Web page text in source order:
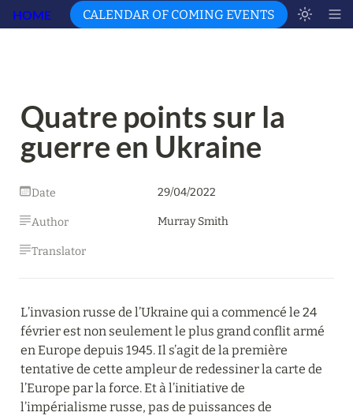
HOME CALENDAR OF COMING EVENTS
Quatre points sur la
guerre en Ukraine
Date 29/04/2022
Author Murray Smith
Translator
L’invasion russe de l’Ukraine qui a commencé le 24
février est non seulement le plus grand conflit armé
en Europe depuis 1945. Il s’agit de la première
tentative de cette ampleur de redessiner la carte de
l’Europe par la force. Et à l’initiative de
l’impérialisme russe, pas de puissances de